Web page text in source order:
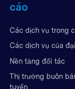
cáo
Các dịch vụ trong
Các dịch vụ của
Nền tảng đối tác
Thị trường buôn
tuyến